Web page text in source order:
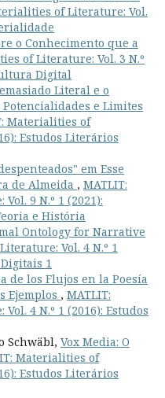
of Literature: Vol.
o Conhecimento que a
of Literature: Vol. 3 N.º
Digital
Literal e o
e Limites
Materialities of
Estudos Literários
em Esse
de Almeida , MATLIT:
9 N.º 1 (2021):
e História
Ontology for Narrative
Vol. 4 N.º 1
1
de los Flujos en la Poesía
Ejemplos , MATLIT:
4 N.º 1 (2016): Estudos
Schwäbl, Vox Media: O
Materialities of
Estudos Literários